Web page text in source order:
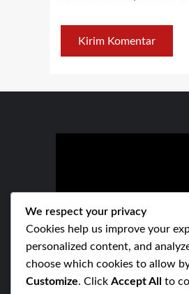
We respect your privacy
Cookies help us improve your
personalized content, and
choose which cookies to allow
Customize. Click Accept All to